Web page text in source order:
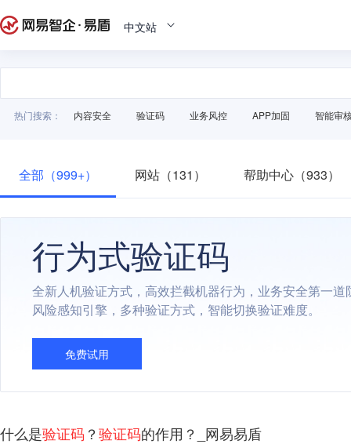
中文站
热门搜索： 内容安全 验证码 业务风控 APP加固 智能审
全部（999+） 网站（131） 帮助中心（933）
行为式验证码
全新人机验证方式，高效拦截机器行为，业务安全第一道
风险感知引擎，多种验证方式，智能切换验证难度。
免费试用
什么是验证码 ？验证码的作用？_网易易盾